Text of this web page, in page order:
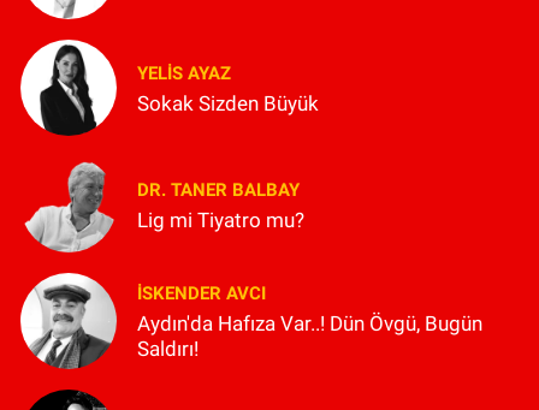
YELIS AYAZ
Sokak Sizden Büyük
DR. TANER BALBAY
Lig mi Tiyatro mu?
İSKENDER AVCI
Aydın'da Hafıza Var..! Dün Övgü, Bugün
Saldırı!